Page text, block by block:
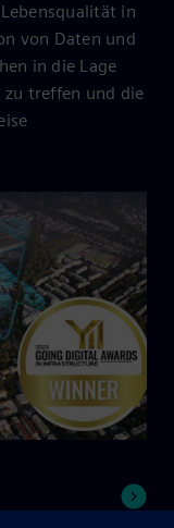
in
von Daten und
in die Lage
zu treffen und die